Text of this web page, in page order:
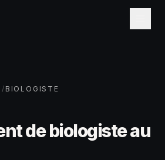
/ BIOLOGISTE
de biologiste au